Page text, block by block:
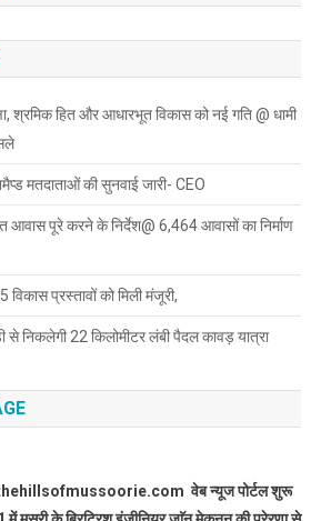
श्रमिक हित और आधारभूत विकास को नई गति @ धामी
मतदाताओं की सुनवाई जारी- CEO
आवास पूरे करने के निर्देश@ 6,464 आवासों का निर्माण
विकास प्रस्तावों को मिली मंजूरी,
से निकलेगी 22 किलोमीटर लंबी पैदल कावड़ यात्रा
thehillsofmussoorie.com वेब न्यूज पोर्टल शुरू